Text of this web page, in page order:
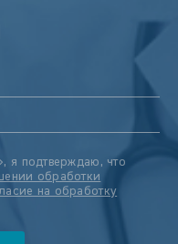
я подтверждаю, что
обработки
на обработку